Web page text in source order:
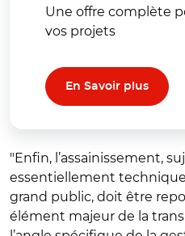
Une offre complète
vos projets
En Savoir plus
"Enfin, l’assainissement,
essentiellement
grand public, doit être
élément majeur de la